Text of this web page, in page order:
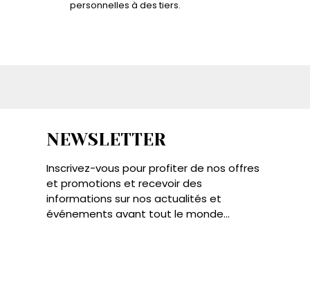
personnelles à des tiers.
NEWSLETTER
Inscrivez-vous pour profiter de nos offres
et promotions et recevoir des
informations sur nos actualités et
événements avant tout le monde...